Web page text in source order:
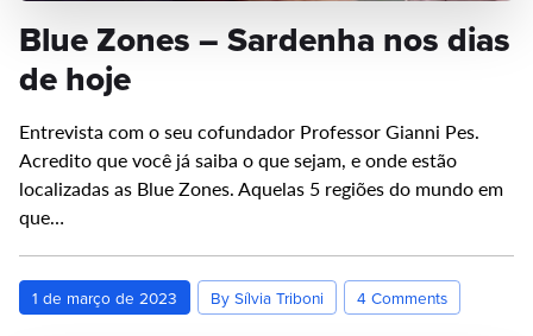
Blue Zones – Sardenha nos dias
de hoje
Entrevista com o seu cofundador Professor Gianni Pes.
Acredito que você já saiba o que sejam, e onde estão
localizadas as Blue Zones. Aquelas 5 regiões do mundo em
que…
1 de março de 2023 By Sílvia Triboni 4 Comments